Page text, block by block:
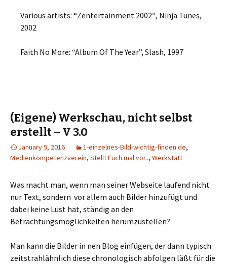
Various artists: “Zentertainment 2002″, Ninja Tunes,
2002
Faith No More: “Album Of The Year”, Slash, 1997
(Eigene) Werkschau, nicht selbst
erstellt – V 3.0
January 9, 2016 1-einzelnes-Bild-wichtig-finden.de,
Medienkompetenzverein, Stellt Euch mal vor.., Werkstatt
Was macht man, wenn man seiner Webseite laufend nicht
nur Text, sondern vor allem auch Bilder hinzufügt und
dabei keine Lust hat, ständig an den
Betrachtungsmöglichkeiten herumzustellen?
Man kann die Bilder in nen Blog einfügen, der dann typisch
zeitstrahlähnlich diese chronologisch abfolgen läßt für die